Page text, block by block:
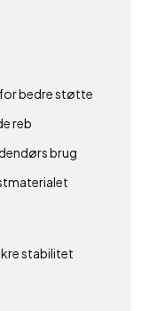
bedre støtte
reb
brug
stabilitet